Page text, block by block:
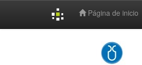
Página de inicio